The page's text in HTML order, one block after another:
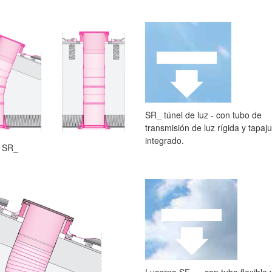
SR_ túnel de luz - con tubo de
transmisión de luz rígida y
integrado.